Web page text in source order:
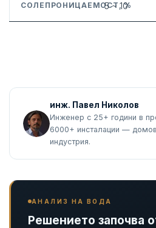
СОЛЕПРОНИЦАЕМОСТ, %
5 ~ 10
инж. Павел Николов
Инженер с 25+ години в
6000+ инсталации —
индустрия.
АНАЛИЗ НА ВОДА
Решението започва